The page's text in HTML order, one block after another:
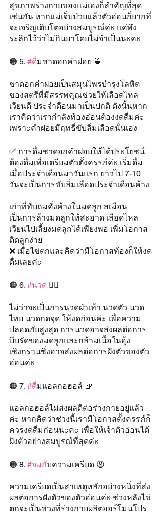
สุขภาพร่างกายของแม่เองก็สำคัญที่สุด
เช่นกัน หากแม่เจ็บป่วยแล้วตัวอ่อนก็ยากที่
จะเจริญเติบโตอย่างสมบูรณ์ค่ะ แค่พึง
ระลึกไว้ว่าไม่กินยาโดยไม่จำเป็นนะคะ
🟠 5. #ดื่มชาดอกคำฝอย 🍵
ชาดอกคำฝอยเป็นสมุนไพรบำรุงโลหิต
ของสตรีที่มีสรรพคุณช่วยให้เลือดไหล
เวียนดี ประจำดือนมาเป็นปกติ ดังนั้นหาก
เราคิดว่าเรากำลังท้องอ่อนต้องงดดื่มค่ะ
เพราะคำฝอยมีฤทธิ์ขับลิ่มเลือดนั่นเอง
✅ การดื่มชาดอกคำฝอยให้ได้ประโยชน์
ต้องดื่มเพื่อเตรียมตัวตั้งครรภ์ค่ะ เริ่มดื่ม
เมื่อประจำเดือนมาวันแรก ยาวไป 7-10
วันจะเป็นการขับลิ่มเลือดประจำเดือนค้าง
เก่าที่ทับถมคั่งค้างในมดลูก สเมือน
เป็นการล้างมดลูกให้สะอาด เลือดไหล
เวียนไปเลี้ยงมดลูกได้เพียงพอ เพิ่มโอกาส
ติดลูกง่าย
❌ เมื่อไข่ตกและคิดว่ามีโอกาสท้องก็ให้งด
ดื่มเลยค่ะ
🟠 6. #นวด 💆‍♀️
ไม่ว่าจะเป็นการนวดฝ่าเท้า นวดตัว นวด
ไทย นวดกดจุด ให้งดก่อนค่ะ เพื่อความ
ปลอดภัยสูงสุด การนวดอาจส่งผลต่อการ
บีบรัดของมดลูกและกล้ามเนื้อในอุ้ง
เชิงกรานซึ่งอาจส่งผลต่อการฝังตัวของตัว
อ่อนค่ะ
🟠 7. #ดื่มแอลกอฮอล์ 🍺
แอลกอฮอล์ไม่ส่งผลดีต่อร่างกายอยู่แล้ว
ค่ะ หากคิดว่าช่วงนี้เรามีโอกาสตั้งครรภ์ก็
ควรงดดื่มก่อนนะคะ เพื่อให้เจ้าตัวอ่อนได้
ฝังตัวอย่างสมบูรณ์ที่สุดค่ะ
🟠 8. #จมกับความเครียด 😩
ความเครียดเป็นสาเหตุหลักอย่างหนึ่งที่ส่ง
ผลต่อการฝังตัวของตัวอ่อนค่ะ ช่วงหลังไข่
ตกจะเป็นช่วงที่ร่างกายผลิตฮอร์โมนโปร